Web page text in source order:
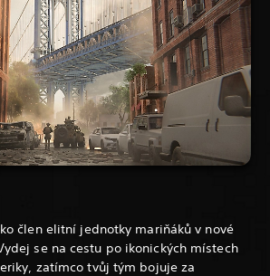
člen elitní jednotky mariňáků v nové
se na cestu po ikonických místech
zatímco tvůj tým bojuje za